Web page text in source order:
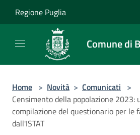
Regione Puglia
Comune di
Home > Novità > Comunicati >
Censimento della popolazione
compilazione del questionario per le
dall'ISTAT